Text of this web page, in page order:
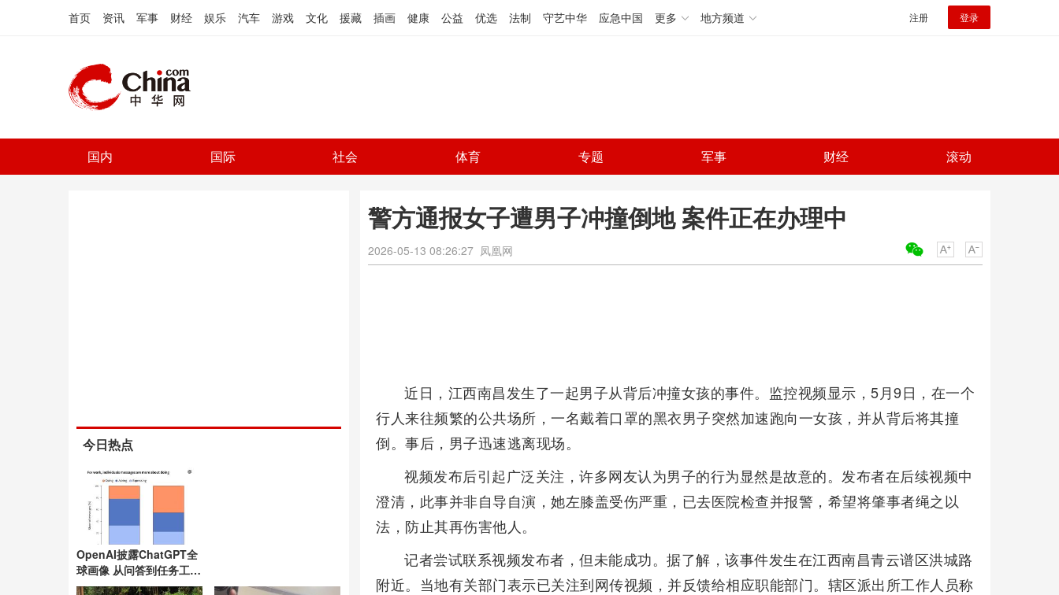
首页 资讯 军事 财经 娱乐 汽车 游戏 文化 援藏 插画 健康 公益 优选 法制 守艺中华 应急中国 更多 地方频道 注册 登录
国内 国际 社会 体育 专题 军事 财经 滚动
警方通报女子遭男子冲撞倒地 案件正在办理中
2026-05-13 08:26:27 凤凰网
近日，江西南昌发生了一起男子从背后冲撞女孩的事件。监控视频显示，5月9日，在一个
行人来往频繁的公共场所，一名戴着口罩的黑衣男子突然加速跑向一女孩，并从背后将其撞
倒。事后，男子迅速逃离现场。
视频发布后引起广泛关注，许多网友认为男子的行为显然是故意的。发布者在后续视频中
澄清，此事并非自导自演，她左膝盖受伤严重，已去医院检查并报警，希望将肇事者绳之以
法，防止其再伤害他人。
记者尝试联系视频发布者，但未能成功。据了解，该事件发生在江西南昌青云谱区洪城路
附近。当地有关部门表示已关注到网传视频，并反馈给相应职能部门。辖区派出所工作人员称
今日热点
OpenAI披露ChatGPT全
球画像 从问答到任务工具
转变